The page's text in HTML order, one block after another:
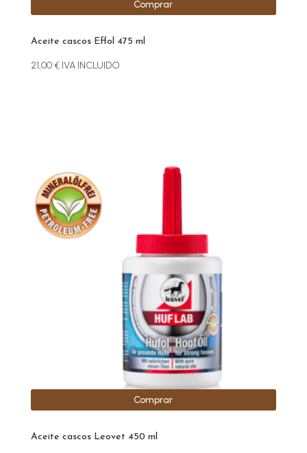
Aceite cascos Effol 475 ml
21,00€ IVA INCLUIDO
Comprar
Aceite cascos Leovet 450 ml
Comprar